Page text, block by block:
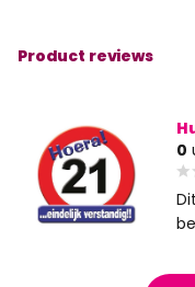
Product reviews
0